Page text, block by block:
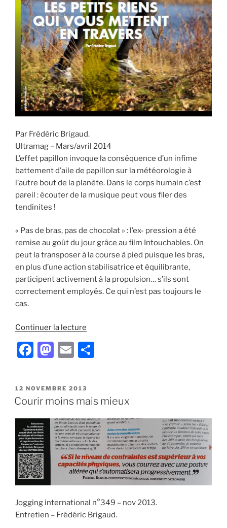
Par Frédéric Brigaud.
Ultramag – Mars/avril 2014
L’effet papillon invoque la conséquence d’un infime
battement d’aile de papillon sur la météorologie à
l’autre bout de la planète. Dans le corps humain c’est
pareil : écouter de la musique peut vous filer des
tendinites !
« Pas de bras, pas de chocolat » : l’ex- pression a été
remise au goût du jour grâce au film Intouchables. On
peut la transposer à la course à pied puisque les bras,
en plus d’une action stabilisatrice et équilibrante,
participent activement à la propulsion… s’ils sont
correctement employés. Ce qui n’est pas toujours le
cas.
Continuer la lecture
papillon
riens
vous
mettent
en
travers »
F
c
e
b
o
o
k
M
st
o
d
o
n
E
ai
l
g
er
PUBLIÉ
LE
12 NOVEMBRE 2013
Courir moins mais mieux
Jogging international n°349 – nov 2013.
Entretien – Frédéric Brigaud.